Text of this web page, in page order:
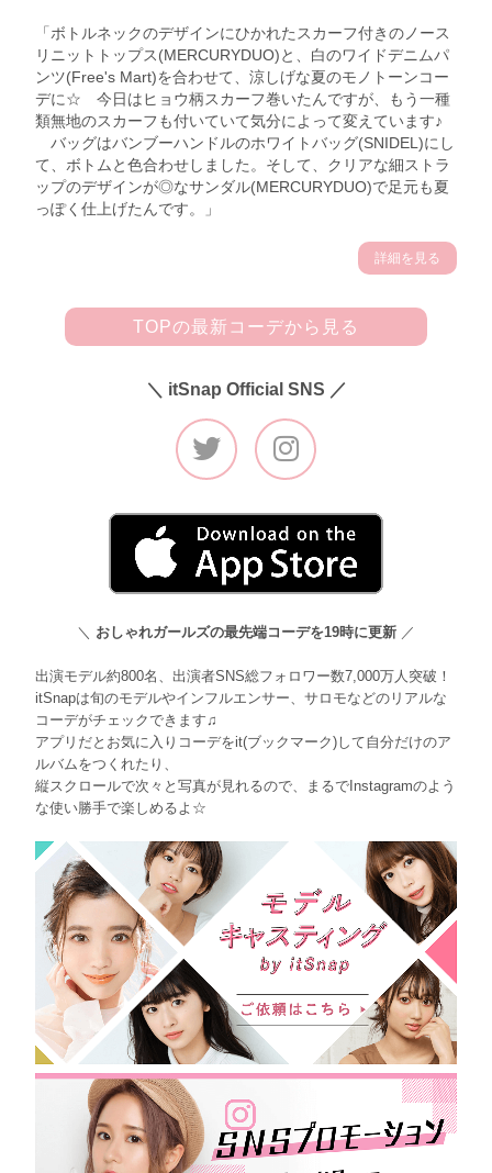
「ボトルネックのデザインにひかれたスカーフ付きのノース
リニットトップス(MERCURYDUO)と、白のワイドデニムパ
ンツ(Free's Mart)を合わせて、涼しげな夏のモノトーンコー
デに☆ 今日はヒョウ柄スカーフ巻いたんですが、もう一種
類無地のスカーフも付いていて気分によって変えています♪
バッグはバンブーハンドルのホワイトバッグ(SNIDEL)にし
て、ボトムと色合わせしました。そして、クリアな細ストラ
ップのデザインが◎なサンダル(MERCURYDUO)で足元も夏
っぽく仕上げたんです。」
詳細を見る
TOPの最新コーデから見る
＼ itSnap Official SNS ／
＼ おしゃれガールズの最先端コーデを19時に更新 ／
出演モデル約800名、出演者SNS総フォロワー数7,000万人突破！
itSnapは旬のモデルやインフルエンサー、サロモなどのリアルな
コーデがチェックできます♫
アプリだとお気に入りコーデをit(ブックマーク)して自分だけのア
ルバムをつくれたり、
縦スクロールで次々と写真が見れるので、まるでInstagramのよう
な使い勝手で楽しめるよ☆